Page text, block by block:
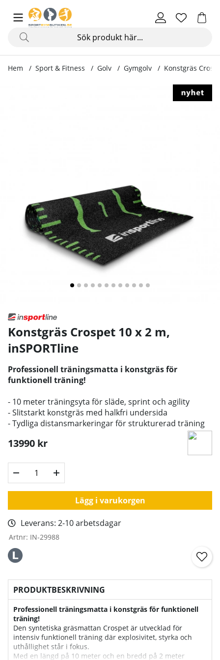
Hem Sport & Fitness Golv Gymgolv Konstgräs
Konstgräs Crospet 10 x 2 m,
inSPORTline
Professionell träningsmatta i konstgräs för
funktionell träning!
- 10 meter träningsyta för släde, sprint och agility
- Slitstarkt konstgräs med halkfri undersida
- Tydliga distansmarkeringar för strukturerad träning
13990 kr
Lägg i varukorgen
Leverans: 2-10 arbetsdagar
Artnr: IN-29988
PRODUKTBESKRIVNING
Professionell träningsmatta i konstgräs för funktionell
träning!
Den syntetiska gräsmattan Crospet är utvecklad för
intensiv funktionell träning där explosivitet, styrka och
uthållighet står i fokus.
Med en längd på 10 meter och en bredd på 2 meter